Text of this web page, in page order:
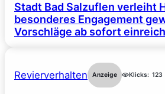
Stadt Bad Salzuflen verleiht
besonderes Engagement
Vorschläge ab sofort
Revierverhalten Anzeige Klicks: 123